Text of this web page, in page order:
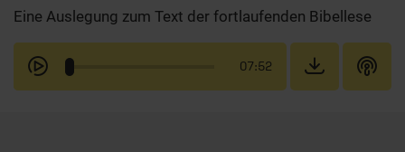
PROGRAMM
MITMACHEN
PODCASTS
Eine Auslegung zum Text der fortlaufenden Bibellese
07:52